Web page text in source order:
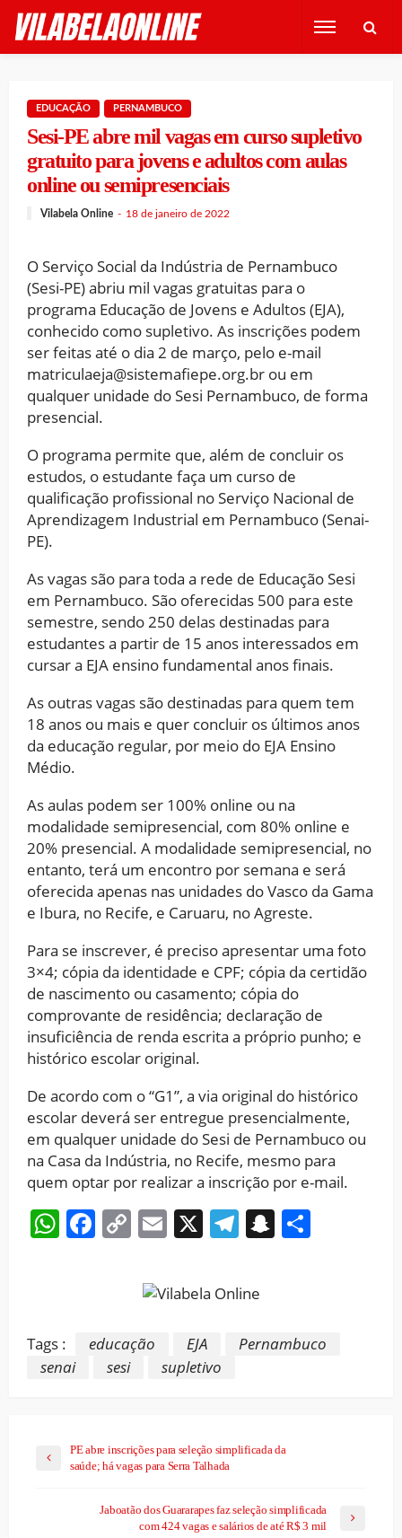
EDUCAÇÃO PERNAMBUCO
Sesi-PE abre mil vagas em curso supletivo
gratuito para jovens e adultos com aulas
online ou semipresenciais
Vilabela Online 18 de janeiro de 2022
O Serviço Social da Indústria de Pernambuco
(Sesi-PE) abriu mil vagas gratuitas para o
programa Educação de Jovens e Adultos (EJA),
conhecido como supletivo. As inscrições podem
ser feitas até o dia 2 de março, pelo e-mail
matriculaeja@sistemafiepe.org.br ou em
qualquer unidade do Sesi Pernambuco, de forma
presencial.
O programa permite que, além de concluir os
estudos, o estudante faça um curso de
qualificação profissional no Serviço Nacional de
Aprendizagem Industrial em Pernambuco (Senai-
PE).
As vagas são para toda a rede de Educação Sesi
em Pernambuco. São oferecidas 500 para este
semestre, sendo 250 delas destinadas para
estudantes a partir de 15 anos interessados em
cursar a EJA ensino fundamental anos finais.
As outras vagas são destinadas para quem tem
18 anos ou mais e quer concluir os últimos anos
da educação regular, por meio do EJA Ensino
Médio.
As aulas podem ser 100% online ou na
modalidade semipresencial, com 80% online e
20% presencial. A modalidade semipresencial, no
entanto, terá um encontro por semana e será
oferecida apenas nas unidades do Vasco da Gama
e Ibura, no Recife, e Caruaru, no Agreste.
Para se inscrever, é preciso apresentar uma foto
3×4; cópia da identidade e CPF; cópia da certidão
de nascimento ou casamento; cópia do
comprovante de residência; declaração de
insuficiência de renda escrita a próprio punho; e
histórico escolar original.
De acordo com o “G1”, a via original do histórico
escolar deverá ser entregue presencialmente,
em qualquer unidade do Sesi de Pernambuco ou
na Casa da Indústria, no Recife, mesmo para
quem optar por realizar a inscrição por e-mail.
WhatsApp
Facebook
CopyEmail
X Telegram
Snapchat
Tags : educação EJA
Pernambuco
senai
sesi supletivo
PE abre inscrições para seleção simplificada da
saúde; há vagas para Serra Talhada
Jaboatão dos Guararapes faz seleção simplificada
com 424 vagas e salários de até R$ 3 mil